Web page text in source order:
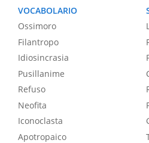
VOCABOLARIO
Ossimoro
Filantropo
Idiosincrasia
Pusillanime
Refuso
Neofita
Iconoclasta
Apotropaico